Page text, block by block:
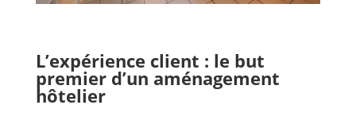
L’expérience client : le but
premier d’un aménagement
hôtelier